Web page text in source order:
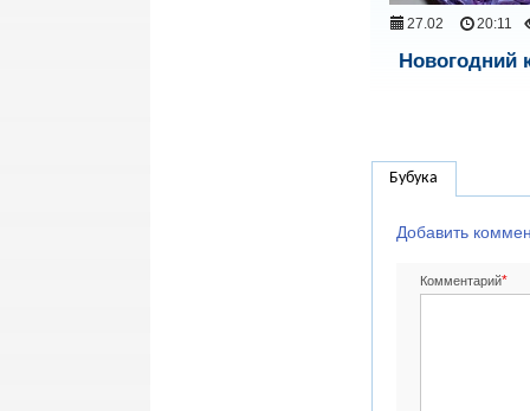
27.02 20:11
Новогодний
Бубука
Добавить
Комментарий*